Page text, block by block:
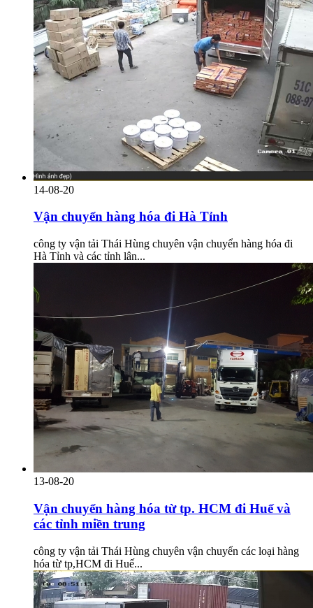
14-08-20
Vận chuyển hàng hóa đi Hà Tỉnh
công ty vận tải Thái Hùng chuyên vận chuyển hàng hóa đi
Hà Tỉnh và các tỉnh lân...
13-08-20
Vận chuyển hàng hóa từ tp. HCM đi Huế và
các tỉnh miền trung
công ty vận tải Thái Hùng chuyên vận chuyển các loại hàng
hóa từ tp,HCM đi Huế...